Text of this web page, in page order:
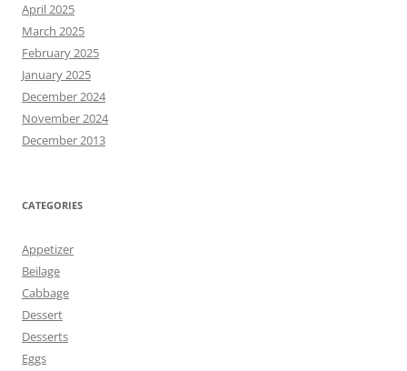
April 2025
March 2025
February 2025
January 2025
December 2024
November 2024
December 2013
CATEGORIES
Appetizer
Beilage
Cabbage
Dessert
Desserts
Eggs